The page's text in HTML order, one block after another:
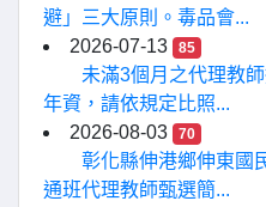
避」三大原則。毒品會...
2026-07-13
85
未滿3個月之代理教
年資，請依規定比照...
2026-08-03
70
彰化縣伸港鄉伸東國
通班代理教師甄選簡...